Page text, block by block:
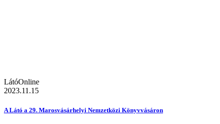
LátóOnline
2023.11.15
A Látó a 29. Marosvásárhelyi Nemzetközi Könyvvásáron